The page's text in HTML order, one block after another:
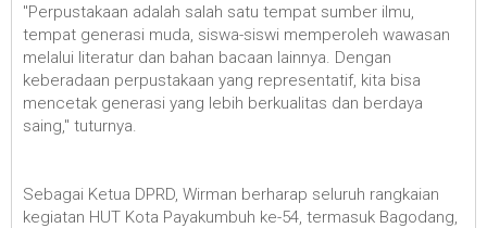
"Perpustakaan adalah salah satu tempat sumber ilmu,
tempat generasi muda, siswa-siswi memperoleh wawasan
melalui literatur dan bahan bacaan lainnya. Dengan
keberadaan perpustakaan yang representatif, kita bisa
mencetak generasi yang lebih berkualitas dan berdaya
saing," tuturnya.
Sebagai Ketua DPRD, Wirman berharap seluruh rangkaian
kegiatan HUT Kota Payakumbuh ke-54, termasuk Bagodang,